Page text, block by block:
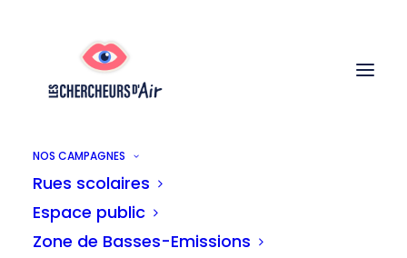
NOS CAMPAGNES
Rues scolaires
Espace public
Zone de Basses-Emissions
Sondage - La grande